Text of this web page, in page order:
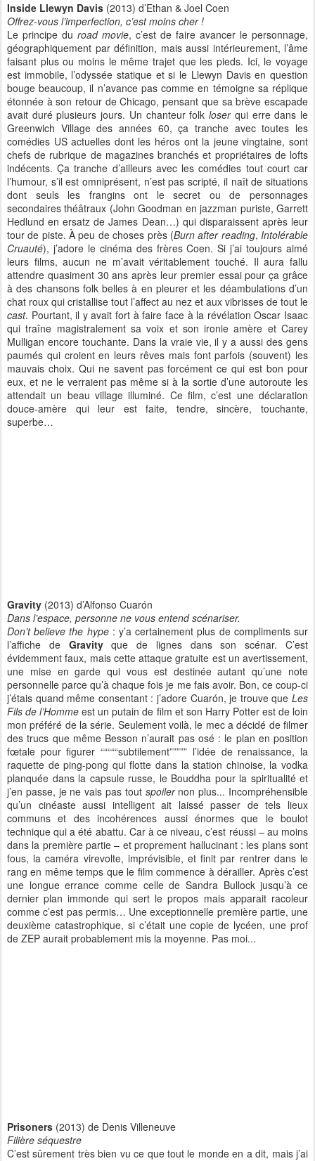
Inside Llewyn Davis (2013) d’Ethan & Joel Coen
Offrez-vous l’imperfection, c’est moins cher !
Le principe du road movie, c’est de faire avancer le personnage,
géographiquement par définition, mais aussi intérieurement, l’âme
faisant plus ou moins le même trajet que les pieds. Ici, le voyage
est immobile, l’odyssée statique et si le Llewyn Davis en question
bouge beaucoup, il n’avance pas comme en témoigne sa réplique
étonnée à son retour de Chicago, pensant que sa brève escapade
avait duré plusieurs jours. Un chanteur folkloserqui erre dans le
Greenwich Village des années 60, ça tranche avec toutes les
comédies US actuelles dont les héros ont la jeune vingtaine, sont
chefs de rubrique de magazines branchés et propriétaires de lofts
indécents. Ça tranche d’ailleurs avec les comédies tout court car
l’humour, s’il est omniprésent, n’est pas scripté, il naît de situations
dont seuls les frangins ont le secret ou de personnages
secondaires théâtraux (John Goodman en jazzman puriste, Garrett
Hedlund en ersatz de James Dean…) qui disparaissent après leur
tour de piste. À peu de choses près (Burn after reading,Intolérable
Cruauté), j’adore le cinéma des frères Coen. Si j’ai toujours aimé
leurs films, aucun ne m’avait véritablement touché. Il aura fallu
attendre quasiment 30 ans après leur premier essai pour ça grâce
à des chansons folk belles à en pleurer et les déambulations d’un
chat roux qui cristallise tout l’affect au nez et aux vibrisses de tout le
cast. Pourtant, il y avait fort à faire face à la révélation Oscar Isaac
qui traîne magistralement sa voix et son ironie amère et Carey
Mulligan encore touchante. Dans la vraie vie, il y a aussi des gens
paumés qui croient en leurs rêves mais font parfois (souvent) les
mauvais choix. Qui ne savent pas forcément ce qui est bon pour
eux, et ne le verraient pas même si à la sortie d’une autoroute les
attendait un beau village illuminé. Ce film, c’est une déclaration
douce-amère qui leur est faite, tendre, sincère, touchante,
superbe…
Gravity (2013) d’Alfonso Cuarón
Dans l’espace, personne ne vous entend scénariser.
Don’t believe the hype: y’a certainement plus de compliments sur
l’affiche de Gravityque de lignes dans son scénar. C’est
évidemment faux, mais cette attaque gratuite est un avertissement,
une mise en garde qui vous est destinée autant qu’une note
personnelle parce qu’à chaque fois je me fais avoir. Bon, ce coup-ci
j’étais quand même consentant : j’adore Cuarón, je trouve que Les
Fils de l’Homme est un putain de film et son Harry Potter est de loin
mon préféré de la série. Seulement voilà, le mec a décidé de filmer
des trucs que même Besson n’aurait pas osé : le plan en position
fœtale pour figurer “““““subtilement””””” l’idée de renaissance, la
raquette de ping-pong qui flotte dans la station chinoise, la vodka
planquée dans la capsule russe, le Bouddha pour la spiritualité et
j’en passe, je ne vais pas tout spoilernon plus... Incompréhensible
qu’un cinéaste aussi intelligent ait laissé passer de tels lieux
communs et des incohérences aussi énormes que le boulot
technique qui a été abattu. Car à ce niveau, c’est réussi – au moins
dans la première partie – et proprement hallucinant : les plans sont
fous, la caméra virevolte, imprévisible, et finit par rentrer dans le
rang en même temps que le film commence à dérailler. Après c’est
une longue errance comme celle de Sandra Bullock jusqu’à ce
dernier plan immonde qui sert le propos mais apparait racoleur
comme c’est pas permis… Une exceptionnelle première partie, une
deuxième catastrophique, si c’était une copie de lycéen, une prof
de ZEP aurait probablement mis la moyenne. Pas moi...
Prisoners (2013) de Denis Villeneuve
Filière séquestre
C’est sûrement très bien vu ce que tout le monde en a dit, mais j’ai